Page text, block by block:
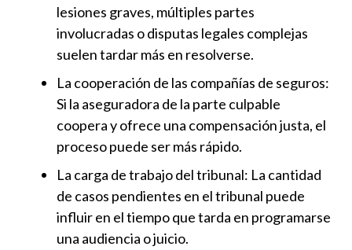
lesiones graves, múltiples partes
involucradas o disputas legales complejas
suelen tardar más en resolverse.
La cooperación de las compañías de seguros:
Si la aseguradora de la parte culpable
coopera y ofrece una compensación justa, el
proceso puede ser más rápido.
La carga de trabajo del tribunal: La cantidad
de casos pendientes en el tribunal puede
influir en el tiempo que tarda en programarse
una audiencia o juicio.